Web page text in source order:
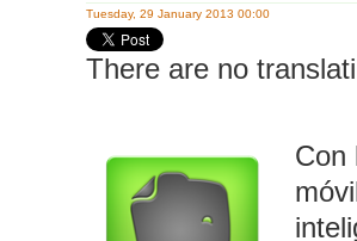
Tuesday, 29 January 2013 00:00
There are no
Con